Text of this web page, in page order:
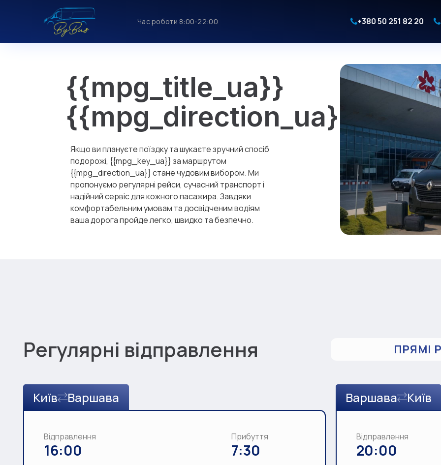
Час роботи 8:00-22:00 +380 50 251 82 20
{{mpg_title_ua}}
{{mpg_direction_ua}}
Якщо ви плануєте поїздку та шукаєте зручний спосіб
подорожі, {{mpg_key_ua}} за маршрутом
{{mpg_direction_ua}} стане чудовим вибором. Ми
пропонуємо регулярні рейси, сучасний транспорт і
надійний сервіс для кожного пасажира. Завдяки
комфортабельним умовам та досвідченим водіям
ваша дорога пройде легко, швидко та безпечно.
Регулярні відправлення ПРЯМІ
Київ Варшава
Відправлення
16:00
Прибуття
7:30
Варшава Київ
Відправлення
20:00